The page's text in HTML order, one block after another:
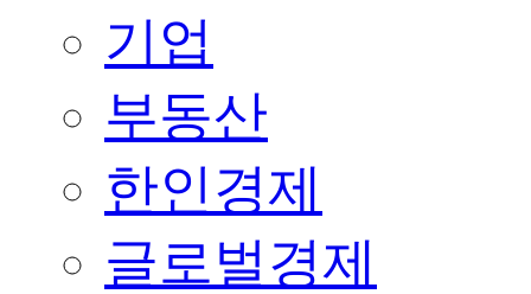
기업
부동산
한인경제
글로벌경제